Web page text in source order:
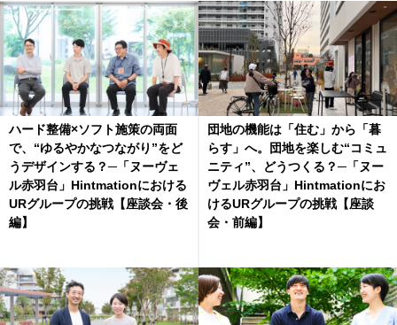
ハード整備×ソフト施策の両面
で、“ゆるやかなつながり”をど
うデザインする？─「ヌーヴェ
ル赤羽台」Hintmationにおける
URグループの挑戦【座談会・後
編】
団地の機能は「住む」から「暮
らす」へ。団地を楽しむ“コミュ
ニティ”、どうつくる？─「ヌー
ヴェル赤羽台」Hintmationにお
けるURグループの挑戦【座談
会・前編】